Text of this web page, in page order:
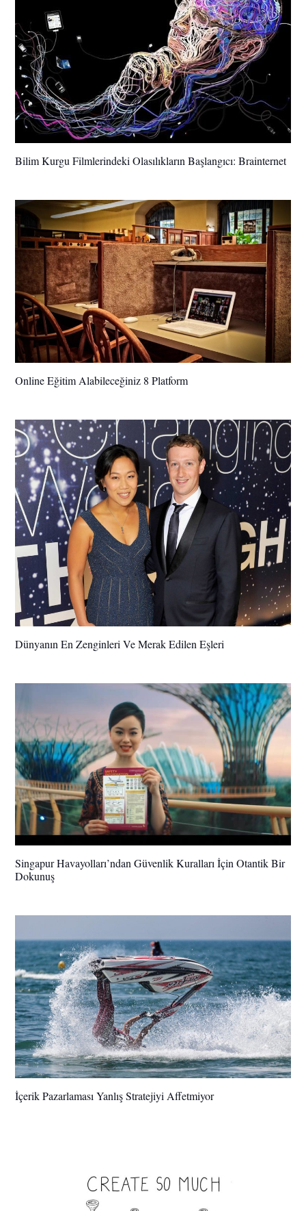
Bilim Kurgu Filmlerindeki Olasılıkların Başlangıcı: Brainternet
Online Eğitim Alabileceğiniz 8 Platform
Dünyanın En Zenginleri Ve Merak Edilen Eşleri
Singapur Havayolları’ndan Güvenlik Kuralları İçin Otantik Bir
Dokunuş
İçerik Pazarlaması Yanlış Stratejiyi Affetmiyor